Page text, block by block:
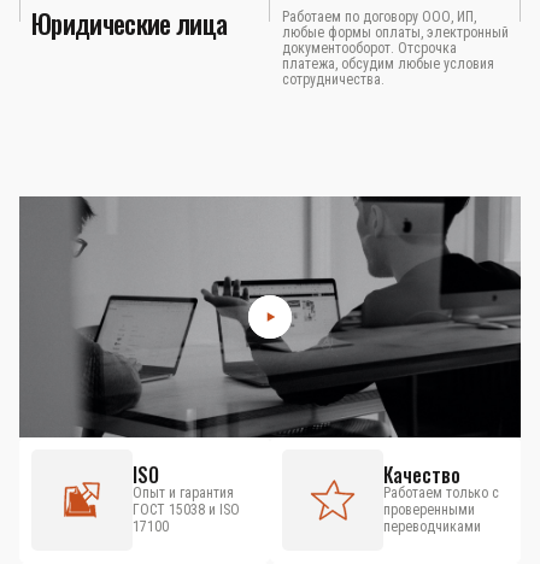
Юридические лица
Работаем по договору ООО, ИП,
любые формы оплаты, электронный
документооборот. Отсрочка
платежа, обсудим любые условия
сотрудничества.
ISO
Опыт и гарантия
ГОСТ 15038 и ISO
17100
Качество
Работаем только с
проверенными
переводчиками